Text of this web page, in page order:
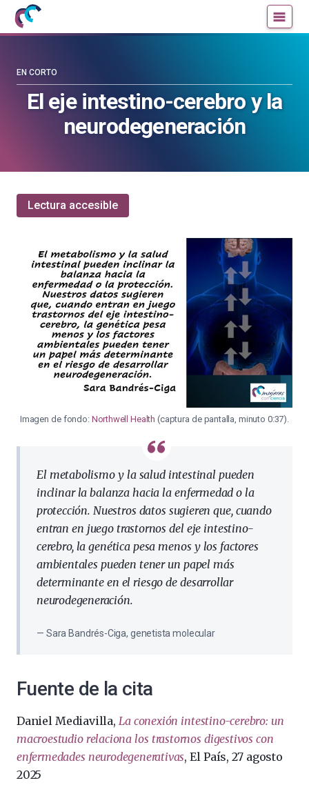
Mujeres
con
la
blog
la
El eje intestino-cerebro y la
neurodegeneración
EN CORTO
Lectura accesible
Imagen de fondo: Northwell Health (captura de pantalla, minuto 0:37).
El metabolismo y la salud intestinal pueden
inclinar la balanza hacia la enfermedad o la
protección. Nuestros datos sugieren que, cuando
entran en juego trastornos del eje intestino-
cerebro, la genética pesa menos y los factores
ambientales pueden tener un papel más
determinante en el riesgo de desarrollar
neurodegeneración.
Sara Bandrés-Ciga, genetista molecular
Fuente de la cita
Daniel Mediavilla, La conexión intestino-cerebro: un
macroestudio relaciona los trastornos digestivos con
enfermedades neurodegenerativas, El País, 27 agosto
2025